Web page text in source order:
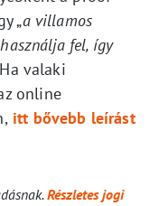
„a villamos
fel, így
Ha valaki
online
itt bővebb leírást
Részletes jogi